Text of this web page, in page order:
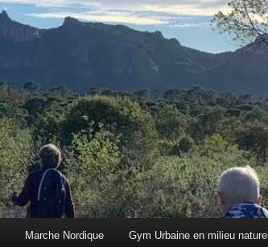
Marche Nordique Gym Urbaine en milieu naturel